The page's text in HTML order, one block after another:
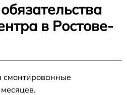
в Ростове-
смонтированные